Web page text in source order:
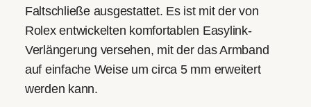
Faltschließe ausgestattet. Es ist mit der von
Rolex entwickelten komfortablen Easylink-
Verlängerung versehen, mit der das Armband
auf einfache Weise um circa 5 mm erweitert
werden kann.